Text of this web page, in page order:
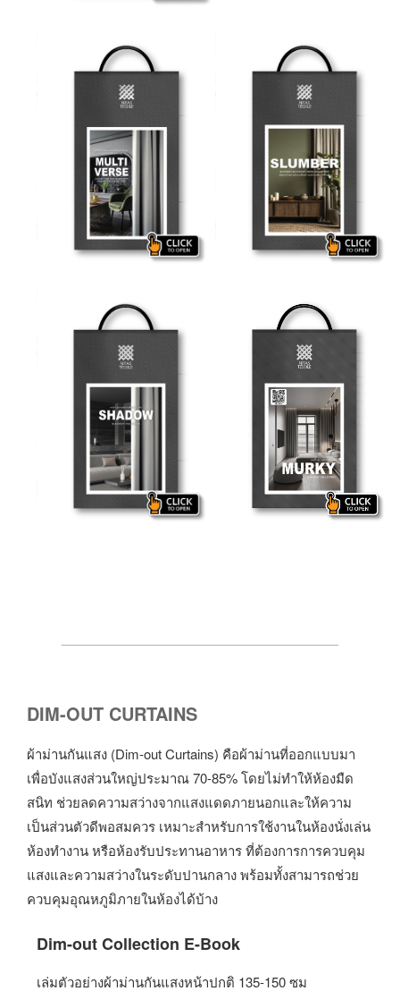
DIM-OUT CURTAINS
ผ้าม่านกันแสง (Dim-out Curtains) คือผ้าม่านที่ออกแบบมา
เพื่อบังแสงส่วนใหญ่ประมาณ 70-85% โดยไม่ทำให้ห้องมืด
สนิท ช่วยลดความสว่างจากแสงแดดภายนอกและให้ความ
เป็นส่วนตัวดีพอสมควร เหมาะสำหรับการใช้งานในห้องนั่งเล่น
ห้องทำงาน หรือห้องรับประทานอาหาร ที่ต้องการการควบคุม
แสงและความสว่างในระดับปานกลาง พร้อมทั้งสามารถช่วย
ควบคุมอุณหภูมิภายในห้องได้บ้าง
Dim-out Collection E-Book
เล่มตัวอย่างผ้าม่านกันแสงหน้าปกติ 135-150 ซม